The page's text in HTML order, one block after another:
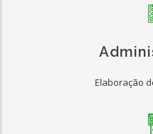
Elaboração